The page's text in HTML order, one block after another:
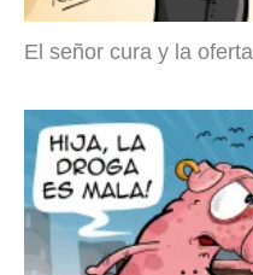
El señor cura y la oferta